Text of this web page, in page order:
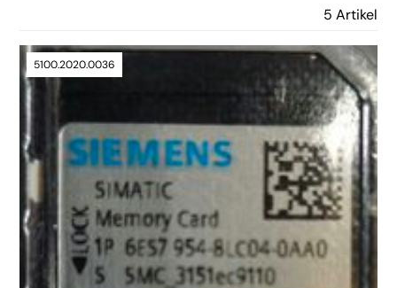
5 Artikel
5100.2020.0036